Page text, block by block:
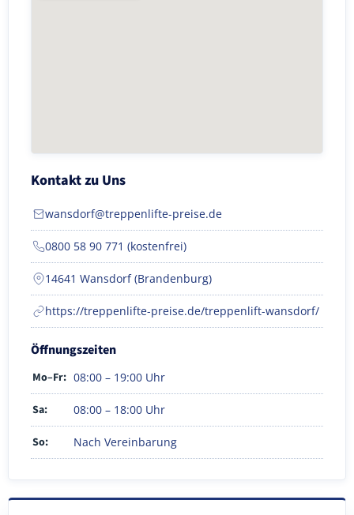
Kontakt zu Uns
wansdorf@treppenlifte-preise.de
0800 58 90 771 (kostenfrei)
14641 Wansdorf (Brandenburg)
https://treppenlifte-preise.de/treppenlift-wansdorf/
Öffnungszeiten
Mo–Fr: 08:00 – 19:00 Uhr
Sa: 08:00 – 18:00 Uhr
So: Nach Vereinbarung